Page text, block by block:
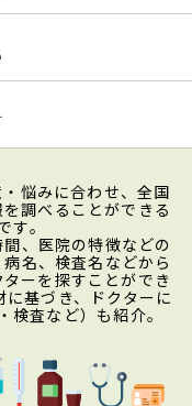
悩みに合わせ、全国
調べることができる
。
、医院の特徴などの
名、検査名などから
ーを探すことができ
基づき、ドクターに
査など）も紹介。